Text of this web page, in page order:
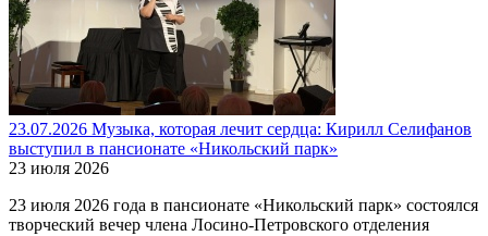
23.07.2026 Музыка, которая лечит сердца: Кирилл Селифанов
выступил в пансионате «Никольский парк»
23 июля 2026
23 июля 2026 года в пансионате «Никольский парк» состоялся
творческий вечер члена Лосино-Петровского отделения